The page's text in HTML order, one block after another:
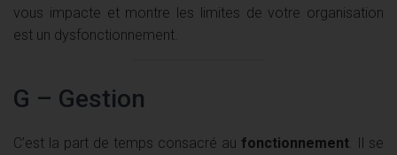
vous impacte et montre les limites de votre organisation
est un dysfonctionnement.
G – Gestion
C’est la part de temps consacré au fonctionnement . Il se